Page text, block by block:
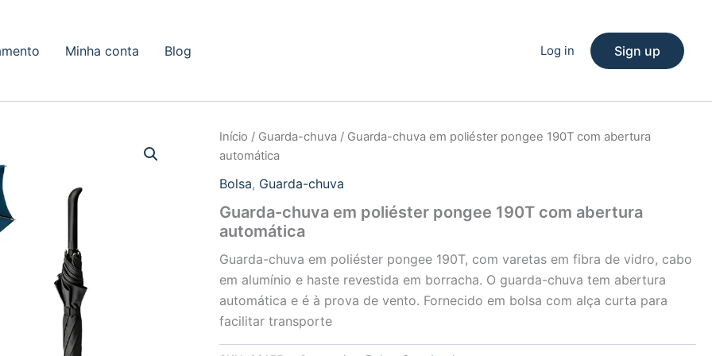
Minha conta Blog Log in Sign up
Início / Guarda-chuva / Guarda-chuva em poliéster pongee 190T com abertura
automática
Bolsa, Guarda-chuva
Guarda-chuva em poliéster pongee 190T com abertura
automática
Guarda-chuva em poliéster pongee 190T, com varetas em fibra de vidro, cabo
em alumínio e haste revestida em borracha. O guarda-chuva tem abertura
automática e é à prova de vento. Fornecido em bolsa com alça curta para
facilitar transporte